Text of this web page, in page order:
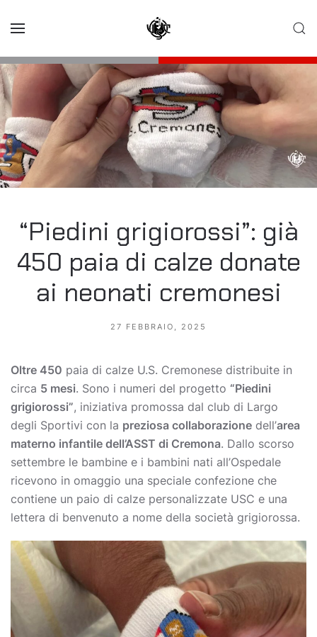
“Piedini grigiorossi”: già
450 paia di calze donate
ai neonati cremonesi
27 FEBBRAIO, 2025
Oltre 450 paia di calze U.S. Cremonese distribuite in
circa 5 mesi. Sono i numeri del progetto “Piedini
grigiorossi”, iniziativa promossa dal club di Largo
degli Sportivi con la preziosa collaborazione dell’area
materno infantile dell’ASST di Cremona. Dallo scorso
settembre le bambine e i bambini nati all’Ospedale
ricevono in omaggio una speciale confezione che
contiene un paio di calze personalizzate USC e una
lettera di benvenuto a nome della società grigiorossa.